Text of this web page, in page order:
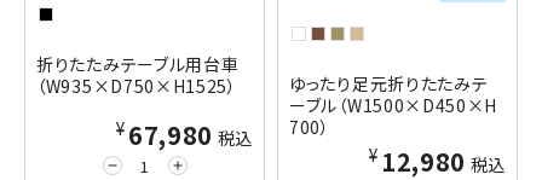
折りたたみテーブル用台車
（W935×D750×H1525）
remove add
¥67,980 税込
ゆったり足元折りたたみテ
ーブル（W1500×D450×H
700）
¥12,980 税込